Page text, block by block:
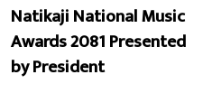
Natikaji National Music
Awards 2081 Presented
by President